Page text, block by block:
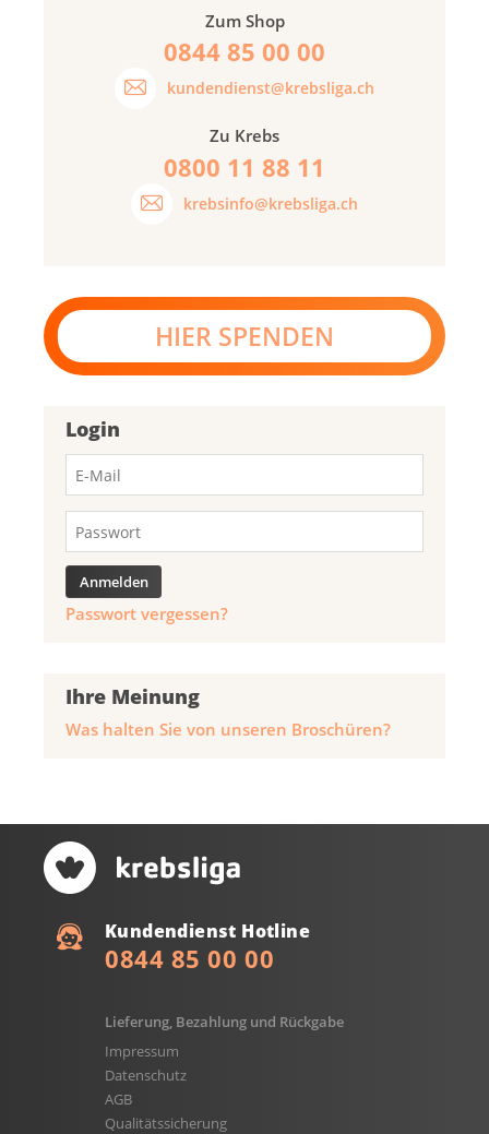
Zum Shop
0844 85 00 00
kundendienst@krebsliga.ch
Zu Krebs
0800 11 88 11
krebsinfo@krebsliga.ch
HIER SPENDEN
Login
Passwort vergessen?
Ihre Meinung
Was halten Sie von unseren Broschüren?
Kundendienst Hotline
0844 85 00 00
Lieferung, Bezahlung und Rückgabe
Impressum
Datenschutz
AGB
Qualitätssicherung